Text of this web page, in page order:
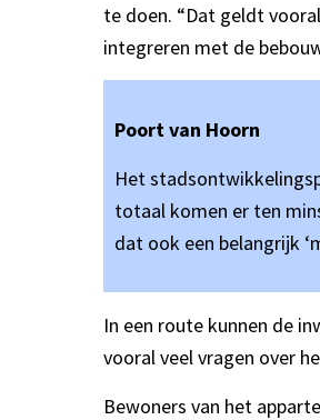
te doen. “Dat geldt
integreren met de
Poort van Hoorn
Het
totaal komen er ten
dat ook een belangrijk
In een route kunnen de
vooral veel vragen over
Bewoners van het